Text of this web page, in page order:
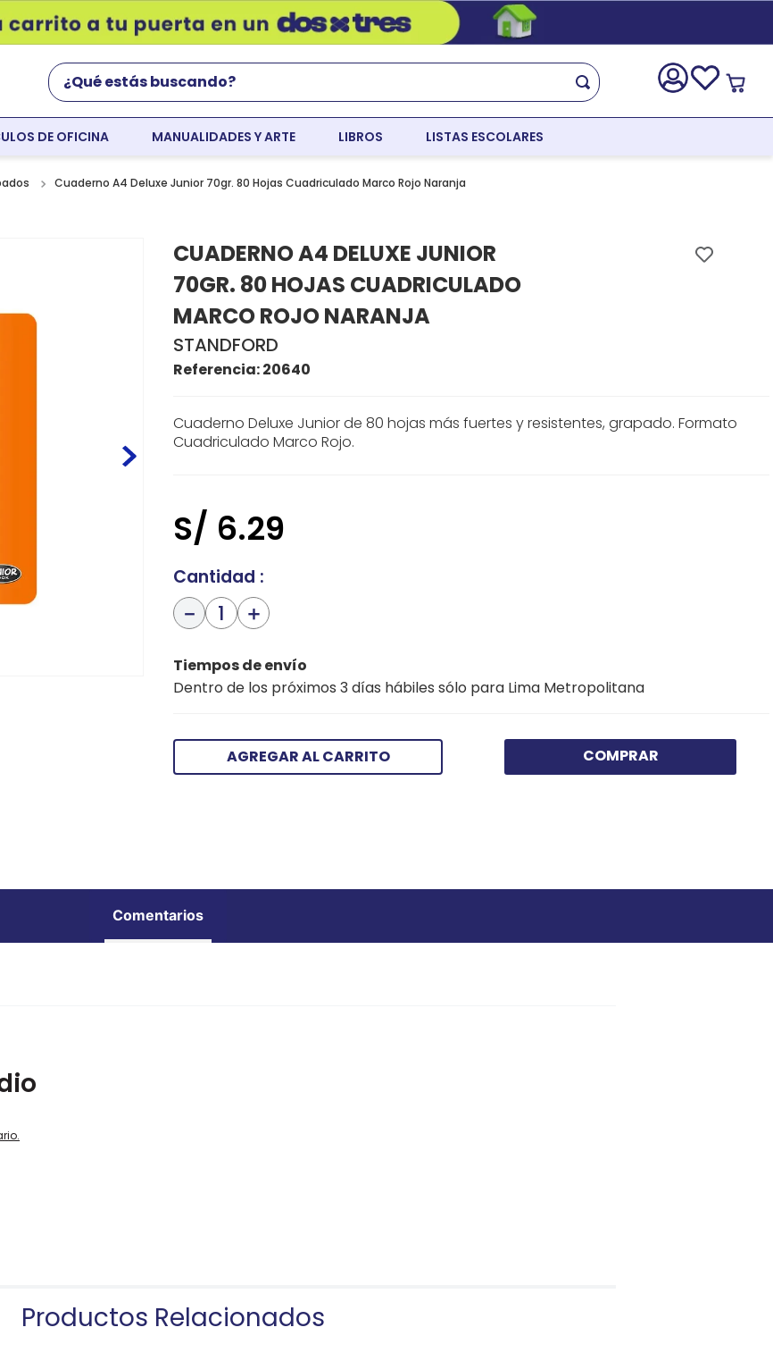
¿Qué estás buscando?
DE OFICINA MANUALIDADES Y ARTE LIBROS LISTAS ESCOLARES
Cuaderno A4 Deluxe Junior 70gr. 80 Hojas Cuadriculado Marco Rojo Naranja
CUADERNO A4 DELUXE JUNIOR
70GR. 80 HOJAS CUADRICULADO
MARCO ROJO NARANJA
STANDFORD
Referencia:20640
Cuaderno Deluxe Junior de 80 hojas más fuertes y resistentes, grapado. Formato
Cuadriculado Marco Rojo.
S/ 6.29
Cantidad
＋
－
Tiempos de envío
Dentro de los próximos 3 días hábiles sólo para Lima Metropolitana
AGREGAR AL CARRITO COMPRAR
Comentarios
Productos Relacionados
world english